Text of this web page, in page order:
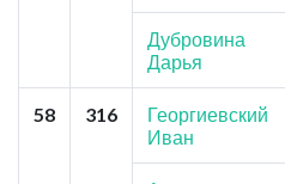
Дубровина
Дарья
58 316
Георгиевский
Иван